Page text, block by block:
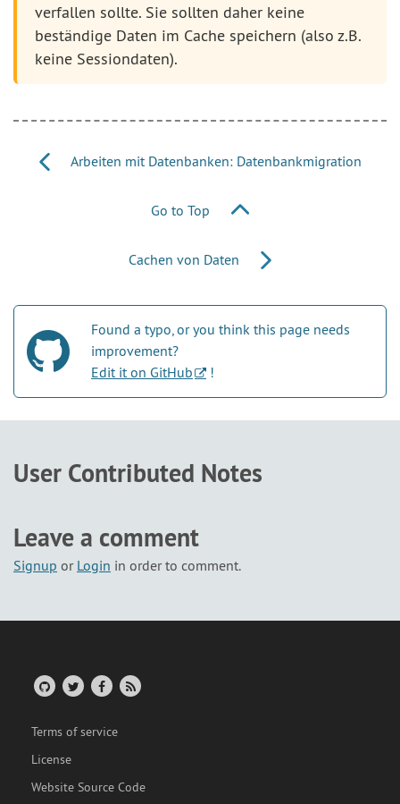
verfallen sollte. Sie sollten daher keine
beständige Daten im Cache speichern (also z.B.
keine Sessiondaten).
Arbeiten mit Datenbanken: Datenbankmigration
Go to Top
Cachen von Daten
Found a typo, or you think this page needs
improvement?
Edit it on GitHub
!
User Contributed Notes
Leave a comment
Signup or Login in order to comment.
Terms of service
License
Website Source Code